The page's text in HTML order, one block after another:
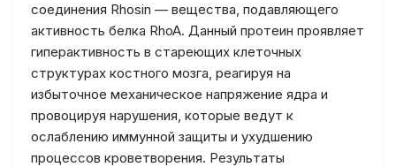
соединения Rhosin — вещества, подавляющего
активность белка RhoA. Данный протеин проявляет
гиперактивность в стареющих клеточных
структурах костного мозга, реагируя на
избыточное механическое напряжение ядра и
провоцируя нарушения, которые ведут к
ослаблению иммунной защиты и ухудшению
процессов кроветворения. Результаты